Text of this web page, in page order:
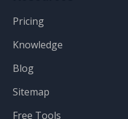
Pricing
Knowledge
Blog
Sitemap
Free Tools